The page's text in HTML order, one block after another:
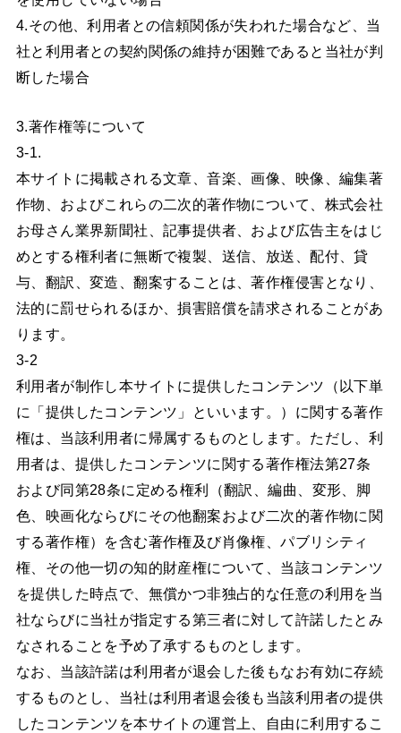
4.その他、利用者との信頼関係が失われた場合など、当
社と利用者との契約関係の維持が困難であると当社が判
断した場合
3.著作権等について
3-1.
本サイトに掲載される文章、音楽、画像、映像、編集著
作物、およびこれらの二次的著作物について、株式会社
お母さん業界新聞社、記事提供者、および広告主をはじ
めとする権利者に無断で複製、送信、放送、配付、貸
与、翻訳、変造、翻案することは、著作権侵害となり、
法的に罰せられるほか、損害賠償を請求されることがあ
ります。
3-2
利用者が制作し本サイトに提供したコンテンツ（以下単
に「提供したコンテンツ」といいます。）に関する著作
権は、当該利用者に帰属するものとします。ただし、利
用者は、提供したコンテンツに関する著作権法第27条
および同第28条に定める権利（翻訳、編曲、変形、脚
色、映画化ならびにその他翻案および二次的著作物に関
する著作権）を含む著作権及び肖像権、パブリシティ
権、その他一切の知的財産権について、当該コンテンツ
を提供した時点で、無償かつ非独占的な任意の利用を当
社ならびに当社が指定する第三者に対して許諾したとみ
なされることを予め了承するものとします。
なお、当該許諾は利用者が退会した後もなお有効に存続
するものとし、当社は利用者退会後も当該利用者の提供
したコンテンツを本サイトの運営上、自由に利用するこ